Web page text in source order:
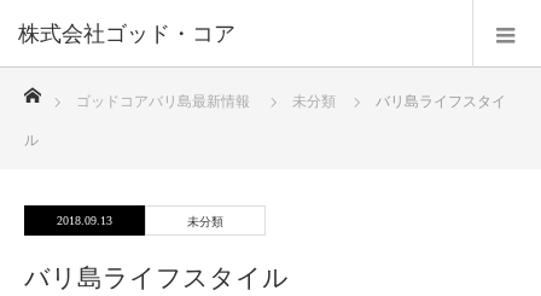
株式会社ゴッド・コア
ゴッドコアバリ島最新情報 未分類 バリ島ライフスタイ
ル
2018.09.13 未分類
バリ島ライフスタイル